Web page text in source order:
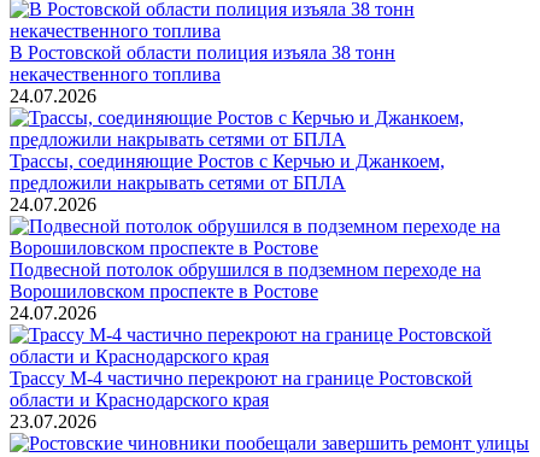
В Ростовской области полиция изъяла 38 тонн
некачественного топлива
24.07.2026
Трассы, соединяющие Ростов с Керчью и Джанкоем,
предложили накрывать сетями от БПЛА
24.07.2026
Подвесной потолок обрушился в подземном переходе на
Ворошиловском проспекте в Ростове
24.07.2026
Трассу М-4 частично перекроют на границе Ростовской
области и Краснодарского края
23.07.2026